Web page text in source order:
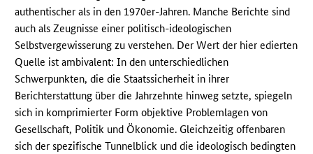
authentischer als in den 1970er-Jahren. Manche Berichte sind
auch als Zeugnisse einer politisch-ideologischen
Selbstvergewisserung zu verstehen. Der Wert der hier edierten
Quelle ist ambivalent: In den unterschiedlichen
Schwerpunkten, die die Staatssicherheit in ihrer
Berichterstattung über die Jahrzehnte hinweg setzte, spiegeln
sich in komprimierter Form objektive Problemlagen von
Gesellschaft, Politik und Ökonomie. Gleichzeitig offenbaren
sich der spezifische Tunnelblick und die ideologisch bedingten